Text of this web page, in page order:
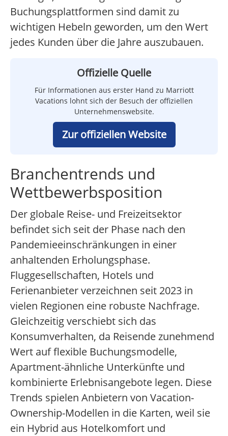
Buchungsplattformen sind damit zu
wichtigen Hebeln geworden, um den Wert
jedes Kunden über die Jahre auszubauen.
Offizielle Quelle
Für Informationen aus erster Hand zu Marriott
Vacations lohnt sich der Besuch der offiziellen
Unternehmenswebsite.
Zur offiziellen Website
Branchentrends und
Wettbewerbsposition
Der globale Reise- und Freizeitsektor
befindet sich seit der Phase nach den
Pandemieeinschränkungen in einer
anhaltenden Erholungsphase.
Fluggesellschaften, Hotels und
Ferienanbieter verzeichnen seit 2023 in
vielen Regionen eine robuste Nachfrage.
Gleichzeitig verschiebt sich das
Konsumverhalten, da Reisende zunehmend
Wert auf flexible Buchungsmodelle,
Apartment-ähnliche Unterkünfte und
kombinierte Erlebnisangebote legen. Diese
Trends spielen Anbietern von Vacation-
Ownership-Modellen in die Karten, weil sie
ein Hybrid aus Hotelkomfort und